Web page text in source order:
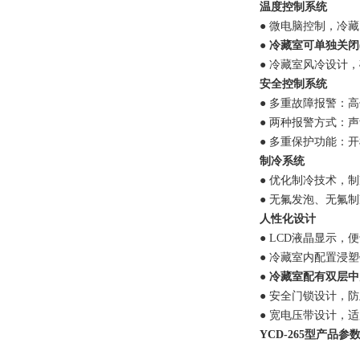
温度控制系统
● 微电脑控制，冷
● 冷藏室可单独关闭
● 冷藏室风冷设计
安全控制系统
● 多重故障报警：
● 两种报警方式：
● 多重保护功能：
制冷系统
● 优化制冷技术，
● 无氟发泡、无氟
人性化设计
● LCD液晶显示，
● 冷藏室内配置浸
● 冷藏室配有双层
● 安全门锁设计，
● 宽电压带设计，
YCD-265型产品参